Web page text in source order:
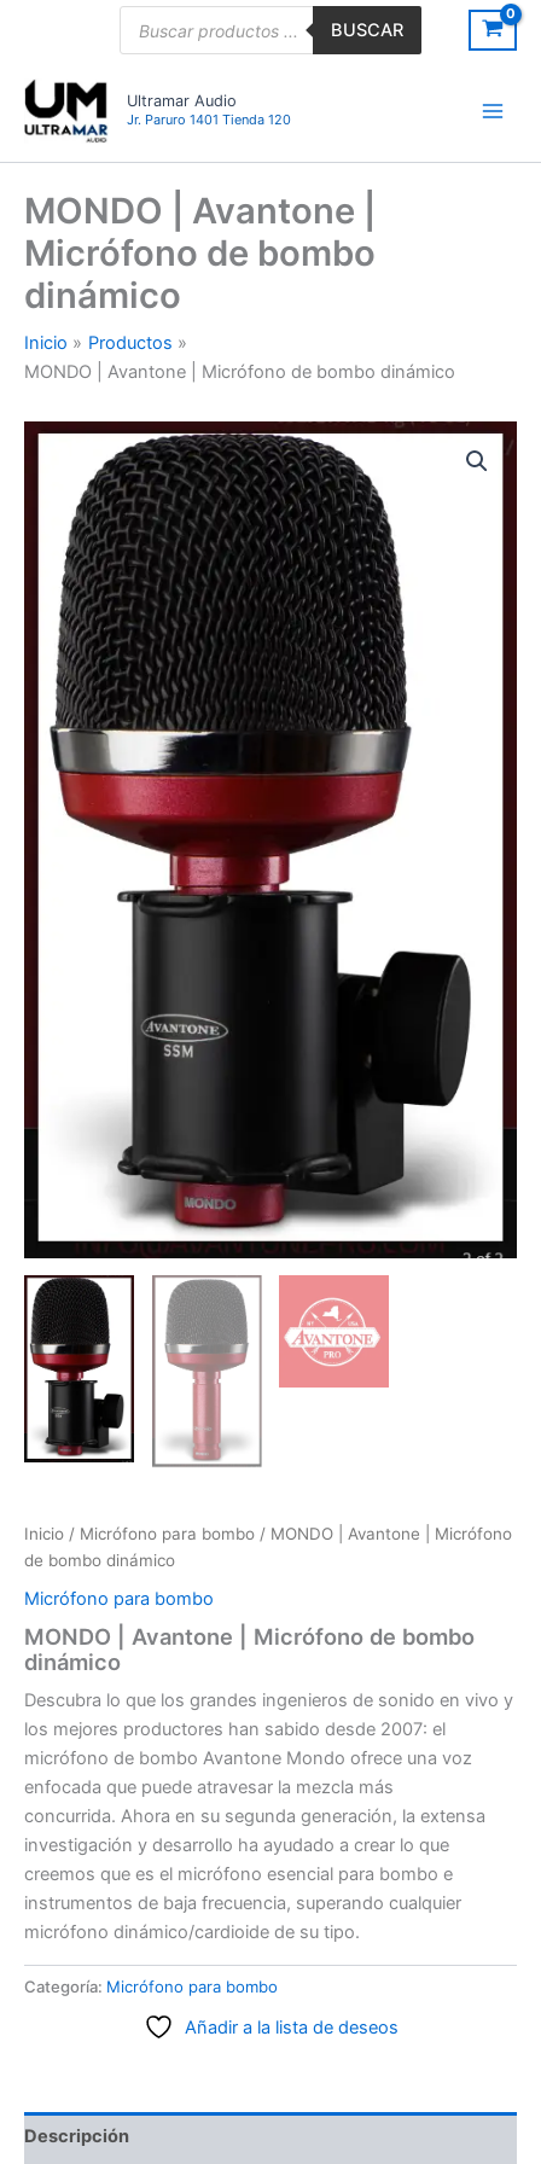
BUSCAR
Ultramar Audio
Jr. Paruro 1401 Tienda 120
MONDO | Avantone |
Micrófono de bombo
dinámico
Inicio
Productos
MONDO | Avantone | Micrófono de bombo dinámico
Inicio / Micrófono para bombo / MONDO | Avantone | Micrófono
de bombo dinámico
Micrófono para bombo
MONDO | Avantone | Micrófono de bombo
dinámico
Descubra lo que los grandes ingenieros de sonido en vivo y
los mejores productores han sabido desde 2007: el
micrófono de bombo Avantone Mondo ofrece una voz
enfocada que puede atravesar la mezcla más
concurrida. Ahora en su segunda generación, la extensa
investigación y desarrollo ha ayudado a crear lo que
creemos que es el micrófono esencial para bombo e
instrumentos de baja frecuencia, superando cualquier
micrófono dinámico/cardioide de su tipo.
Categoría: Micrófono para bombo
Añadir a la lista de deseos
Descripción